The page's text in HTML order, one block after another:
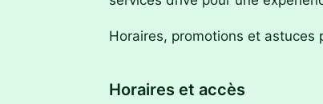
Horaires, promotions et astuces
Horaires et accès